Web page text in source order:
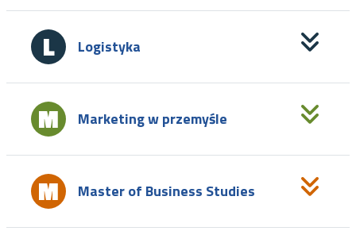
Logistyka
Marketing w przemyśle
Master of Business Studies